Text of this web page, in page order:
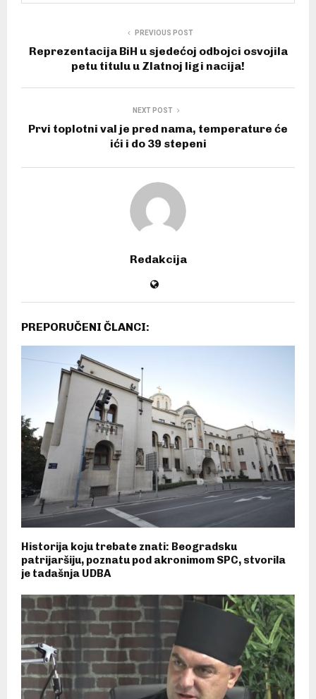
PREVIOUS POST
Reprezentacija BiH u sjedećoj odbojci osvojila
petu titulu u Zlatnoj ligi nacija!
NEXT POST
Prvi toplotni val je pred nama, temperature će
ići i do 39 stepeni
Redakcija
PREPORUČENI ČLANCI:
Historija koju trebate znati: Beogradsku
patrijaršiju, poznatu pod akronimom SPC, stvorila
je tadašnja UDBA